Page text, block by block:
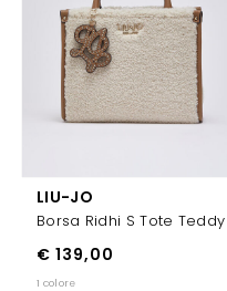
LIU-JO
Borsa Ridhi S Tote Teddy
€ 139,00
1 colore